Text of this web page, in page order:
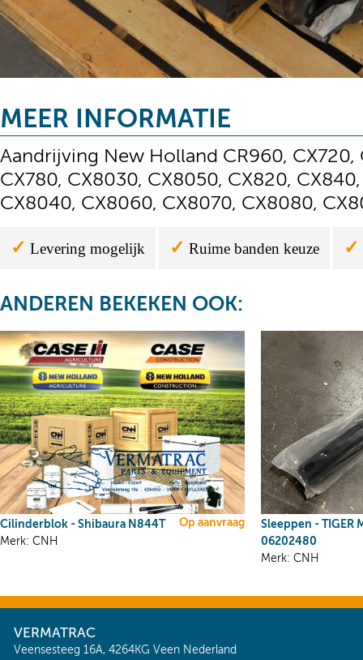
MEER INFORMATIE
Aandrijving New Holland CR960, CX720,
CX780, CX8030, CX8050, CX820,
CX8040, CX8060, CX8070, CX8080,
✓ Levering mogelijk ✓ Ruime banden keuze ✓
ANDEREN BEKEKEN OOK:
Cilinderblok - Shibaura N844T
Merk: CNH
Op aanvraag
Sleeppen - TIGER
06202480
Merk: CNH
VERMATRAC
Veensesteeg 16A, 4264KG Veen Nederland